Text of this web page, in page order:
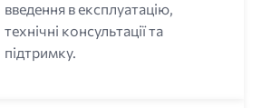
введення в експлуатацію,
технічні консультації та
підтримку.